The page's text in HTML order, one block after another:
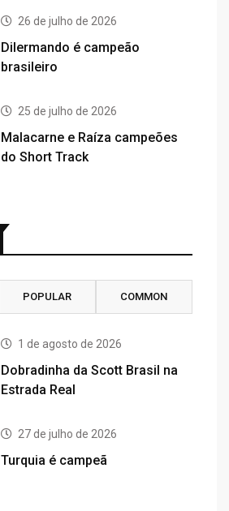
26 de julho de 2026
Dilermando é campeão
brasileiro
25 de julho de 2026
Malacarne e Raíza campeões
do Short Track
POPULAR COMMON
1 de agosto de 2026
Dobradinha da Scott Brasil na
Estrada Real
27 de julho de 2026
Turquia é campeã